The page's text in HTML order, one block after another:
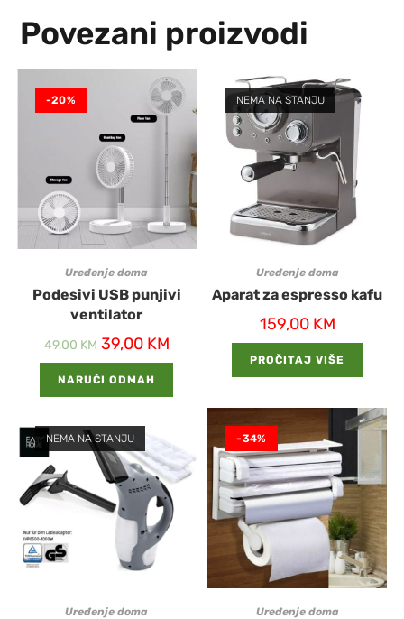
Povezani proizvodi
-20%
Uređenje doma
Podesivi USB punjivi
ventilator
49,00KM 39,00 KM
NARUČI ODMAH
NEMA NA STANJU
Uređenje doma
Aparat za espresso kafu
159,00 KM
PROČITAJ VIŠE
NEMA NA STANJU
Uređenje doma
-34%
Uređenje doma